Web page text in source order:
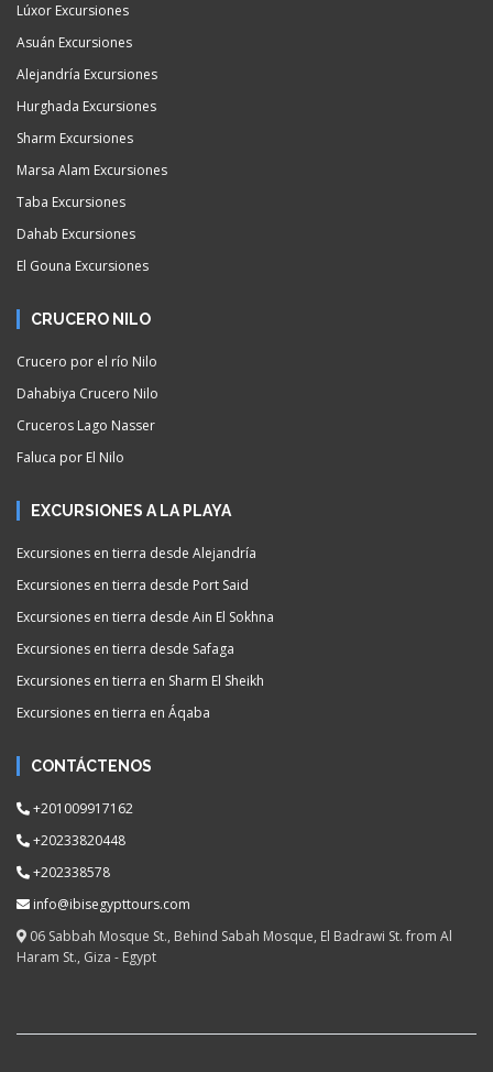
Lúxor Excursiones
Asuán Excursiones
Alejandría Excursiones
Hurghada Excursiones
Sharm Excursiones
Marsa Alam Excursiones
Taba Excursiones
Dahab Excursiones
El Gouna Excursiones
CRUCERO NILO
Crucero por el río Nilo
Dahabiya Crucero Nilo
Cruceros Lago Nasser
Faluca por El Nilo
EXCURSIONES A LA PLAYA
Excursiones en tierra desde Alejandría
Excursiones en tierra desde Port Said
Excursiones en tierra desde Ain El Sokhna
Excursiones en tierra desde Safaga
Excursiones en tierra en Sharm El Sheikh
Excursiones en tierra en Áqaba
CONTÁCTENOS
+201009917162
+20233820448
+202338578
info@ibisegypttours.com
06 Sabbah Mosque St., Behind Sabah Mosque, El Badrawi St. from Al
Haram St., Giza - Egypt